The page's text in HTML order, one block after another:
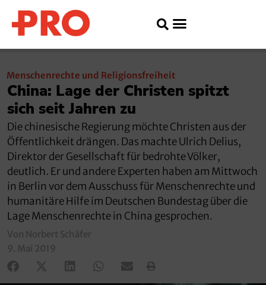
Menschenrechte und Religionsfreiheit
China: Lage der Christen spitzt
sich seit Jahren zu
Die chinesische Regierung möchte Christen aus der
Öffentlichkeit drängen. Das machte Ulrich Delius,
Direktor der Gesellschaft für bedrohte Völker,
deutlich. Er und andere Experten haben am Mittwoch
in Berlin vor dem Ausschuss für Menschenrechte und
humanitäre Hilfe im Deutschen Bundestag über die
Lage Menschenrechte in China gesprochen.
Von Norbert Schäfer
9. Mai 2019